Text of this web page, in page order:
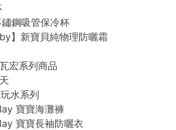
鋼吸管保冷杯
】新寶貝純物理防曬霜
宏系列商品
水系列
寶寶海灘褲
寶寶長袖防曬衣